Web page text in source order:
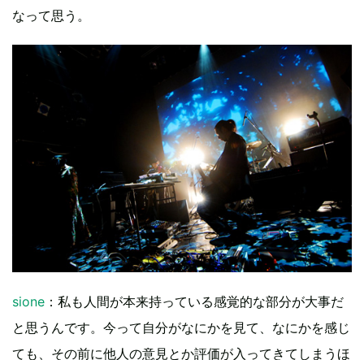
なって思う。
sione ：私も人間が本来持っている感覚的な部分が大事だ
と思うんです。今って自分がなにかを見て、なにかを感じ
ても、その前に他人の意見とか評価が入ってきてしまうほ